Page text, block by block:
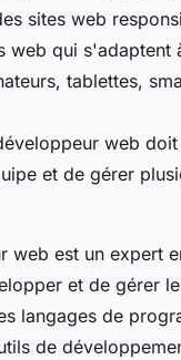
sites web
web qui s'adaptent
tablettes,
web
et de gérer
web est un expert
et de gérer
langages de
de